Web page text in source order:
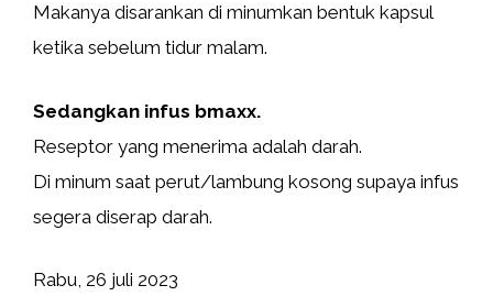
Makanya disarankan di minumkan bentuk kapsul
ketika sebelum tidur malam.
Sedangkan infus bmaxx.
Reseptor yang menerima adalah darah.
Di minum saat perut/lambung kosong supaya infus
segera diserap darah.
Rabu, 26 juli 2023